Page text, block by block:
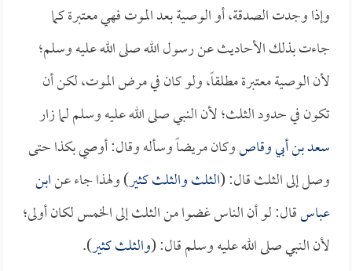
وإذا وجدت الصدقة، أو الوصية بعد الموت فهي معتبرة كما
جاءت بذلك الأحاديث عن رسول الله صلى الله عليه وسلم؛
لأن الوصية معتبرة مطلقاً، ولو كان في مرض الموت، لكن أن
تكون في حدود الثلث؛ لأن النبي صلى الله عليه وسلم لما زار
سعد بن أبي وقاصوكان مريضاً وسأله وقال: أوصي بكذا حتى
وصل إلى الثلث قال: (الثلث والثلث كثير) ولهذا جاء عنابن
عباسقال: لو أن الناس غضوا من الثلث إلى الخمس لكان أولى؛
لأن النبي صلى الله عليه وسلم قال: (والثلث كثير).